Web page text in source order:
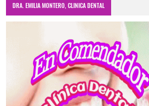
DRA. EMILIA MONTERO, CLINICA DENTAL